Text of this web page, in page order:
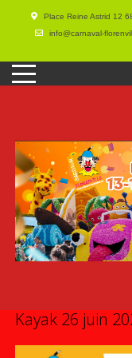
Place Reine Astrid 12
info@carnaval-
Kayak 26 juin